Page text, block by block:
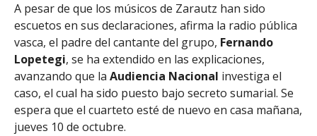
A pesar de que los músicos de Zarautz han sido
escuetos en sus declaraciones, afirma la radio pública
vasca, el padre del cantante del grupo, Fernando
Lopetegi, se ha extendido en las explicaciones,
avanzando que la Audiencia Nacional investiga el
caso, el cual ha sido puesto bajo secreto sumarial. Se
espera que el cuarteto esté de nuevo en casa mañana,
jueves 10 de octubre.